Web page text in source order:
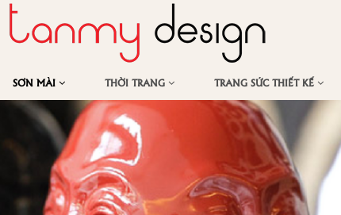
SƠN MÀI THỜI TRANG TRANG SỨC THIẾT KẾ